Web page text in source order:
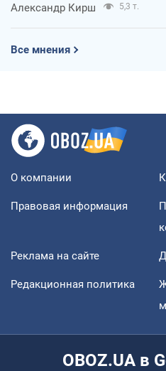
Александр Кирш 5,3 т.
Все мнения
О компании
Правовая информация
Реклама на сайте
Редакционная политика
OBOZ.UA в